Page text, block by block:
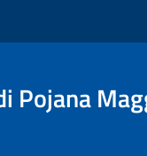
Pojana